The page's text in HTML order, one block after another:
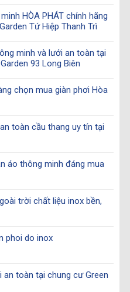
HÒA PHÁT chính hãng
Tứ Hiệp Thanh Trì
minh và lưới an toàn tại
93 Long Biên
chọn mua giàn phơi Hòa
toàn cầu thang uy tín tại
áo thông minh đáng mua
trời chất liệu inox bền,
phoi do inox
an toàn tại chung cư Green